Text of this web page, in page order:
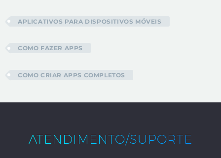
APLICATIVOS PARA DISPOSITIVOS MÓVEIS
COMO FAZER APPS
COMO CRIAR APPS COMPLETOS
ATENDIMENTO/SUPORTE